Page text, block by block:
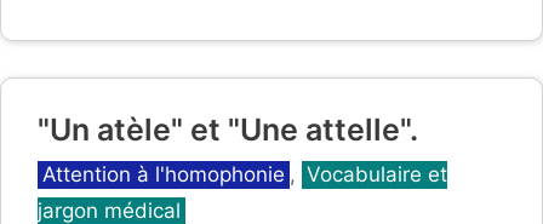
"Un atèle" et "Une attelle".
Catégories
Attention à l'homophonie , Vocabulaire et
jargon médical